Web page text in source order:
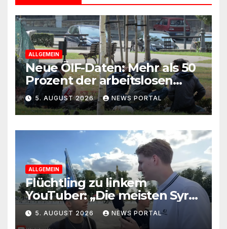
ALLGEMEIN
Neue ÖIF-Daten: Mehr als 50
Prozent der arbeitslosen
Ausländer leben in Wien!
5. AUGUST 2026 NEWS PORTAL
ALLGEMEIN
Flüchtling zu linkem
YouTuber: „Die meisten Syrer
kommen wegen der
Sozialleistungen“
5. AUGUST 2026 NEWS PORTAL